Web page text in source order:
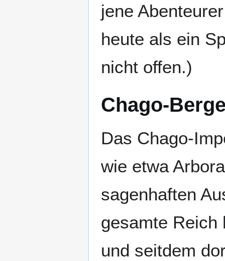
jene
heute als ein
nicht offen.)
Chago-
Das Chago-
wie etwa
sagenhaften
gesamte Reich
und seitdem